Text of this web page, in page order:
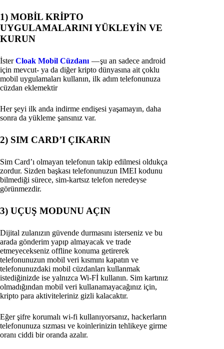
1) MOBİL KRİPTO
UYGULAMALARINI YÜKLEYİN VE
KURUN
İsterCloak Mobil Cüzdanı — şu an sadece android
için mevcut- ya da diğer kripto dünyasına ait çoklu
mobil uygulamaları kullanın, ilk adım telefonunuza
cüzdan eklemektir
Her şeyi ilk anda indirme endişesi yaşamayın, daha
sonra da yükleme şansınız var.
2) SIM CARD’I ÇIKARIN
Sim Card’ı olmayan telefonun takip edilmesi oldukça
zordur. Sizden başkası telefonunuzun IMEI kodunu
bilmediği sürece, sim-kartsız telefon neredeyse
görünmezdir.
3) UÇUŞ MODUNU AÇIN
Dijital zulanızın güvende durmasını isterseniz ve bu
arada gönderim yapıp almayacak ve trade
etmeyecekseniz offline konuma getirerek
telefonunuzun mobil veri kısmını kapatın ve
telefonunuzdaki mobil cüzdanları kullanmak
istediğinizde ise yalnızca Wi-Fİ kullanın. Sim kartınız
olmadığından mobil veri kullanamayacağınız için,
kripto para aktiviteleriniz gizli kalacaktır.
Eğer şifre korumalı wi-fi kullanıyorsanız, hackerların
telefonunuza sızması ve koinlerinizin tehlikeye girme
oranı ciddi bir oranda azalır.